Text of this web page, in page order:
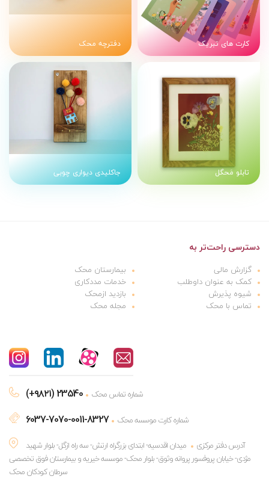
کارت های تبریک دفترچه محک
تابلو مَحگل جاکلیدی دیواری چوبی
دسترسی راحت‌تر به
گزارش مالی
بیمارستان محک
کمک به عنوان داوطلب
خدمات مددکاری
شیوه پذیرش
بازدید ازمحک
تماس با محک
مجله محک
(+۹۸۲۱) 23540 شماره تماس محک
6037-7070-0011-8327
شماره کارت موسسه محک
آدرس دفتر مرکزی
میدان اقدسیه- ابتدای بزرگراه ارتش- سه راه ازگل- بلوار شهید
مژدی- خیابان پروفسور پروانه وثوق- بلوار محک- موسسه خیریه و بیمارستان فوق تخصصی
سرطان کودکان محک